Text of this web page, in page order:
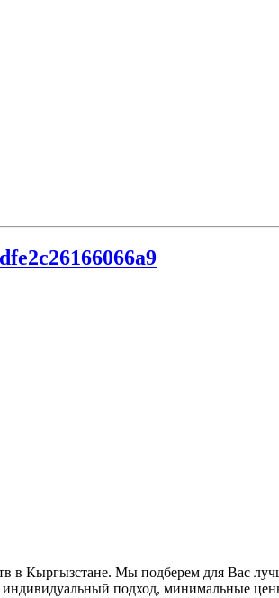
в Кыргызстане. Мы подберем для Вас
подход, минимальные